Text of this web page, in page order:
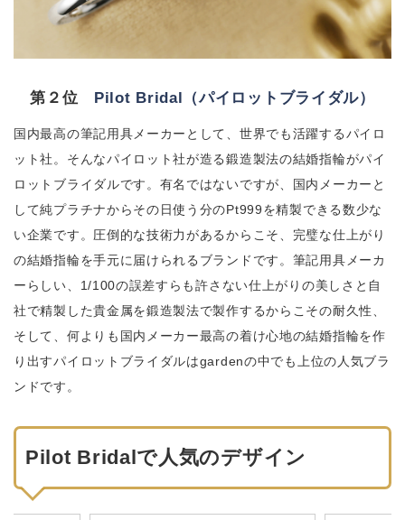
第２位 Pilot Bridal（パイロットブライダル）
国内最高の筆記用具メーカーとして、世界でも活躍するパイロ
ット社。そんなパイロット社が造る鍛造製法の結婚指輪がパイ
ロットブライダルです。有名ではないですが、国内メーカーと
して純プラチナからその日使う分のPt999を精製できる数少な
い企業です。圧倒的な技術力があるからこそ、完璧な仕上がり
の結婚指輪を手元に届けられるブランドです。筆記用具メーカ
ーらしい、1/100の誤差すらも許さない仕上がりの美しさと自
社で精製した貴金属を鍛造製法で製作するからこその耐久性、
そして、何よりも国内メーカー最高の着け心地の結婚指輪を作
り出すパイロットブライダルはgardenの中でも上位の人気ブラ
ンドです。
Pilot Bridalで人気のデザイン